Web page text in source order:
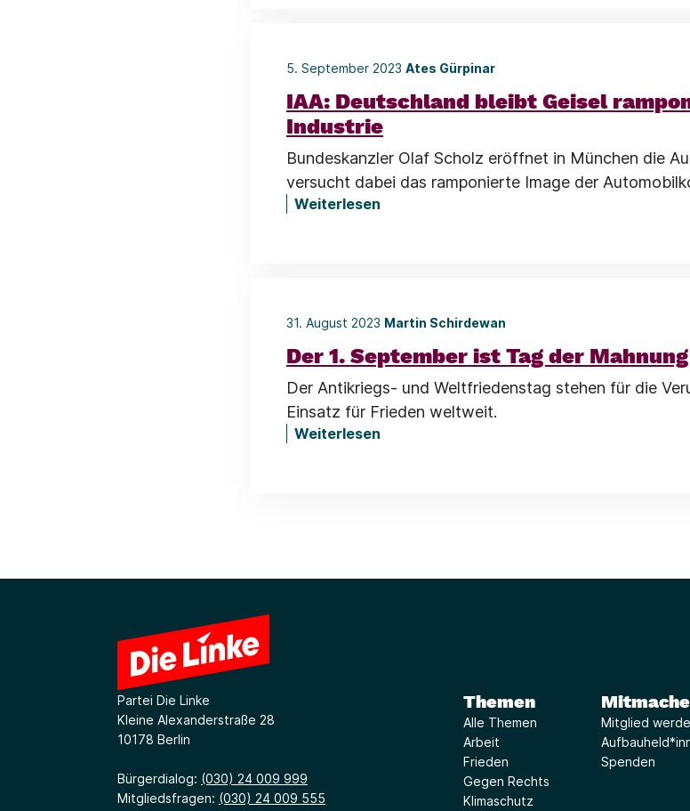
5. September 2023 Ates Gürpinar
IAA: Deutschland bleibt Geisel
Industrie
Bundeskanzler Olaf Scholz eröffnet in München die
versucht dabei das ramponierte Image der
Weiterlesen
31. August 2023 Martin Schirdewan
Der 1. September ist Tag der
Der Antikriegs- und Weltfriedenstag stehen für die
Einsatz für Frieden weltweit.
Weiterlesen
Partei Die Linke
Kleine Alexanderstraße 28
10178 Berlin
Bürgerdialog: (030) 24 009 999
Mitgliedsfragen: (030) 24 009 555
Themen
Alle Themen
Arbeit
Frieden
Gegen Rechts
Klimaschutz
Mitglied
Spenden